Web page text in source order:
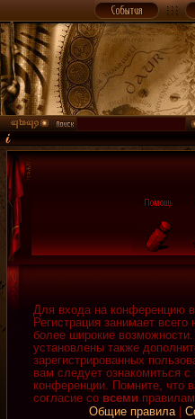
Для входа на конференцию
Регистрация занимает
более широкие
установлены также
зарегистрированных
вам следует ознакомиться
конференции. Помните, что
согласие со всеми
Общие правила|